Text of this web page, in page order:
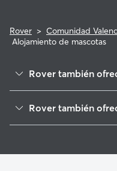
Rover > Comunidad
Alojamiento de mascotas
Rover también
Benferri
Rover también